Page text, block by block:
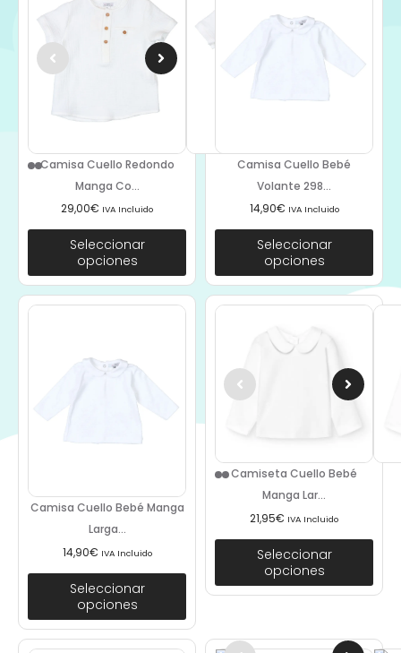
Camisa Cuello Redondo
Manga Co...
29,00€ IVA Incluido
Seleccionar
opciones
Camisa Cuello Bebé
Volante 298...
14,90€ IVA Incluido
Seleccionar
opciones
Camisa Cuello Bebé Manga
Larga...
14,90€ IVA Incluido
Seleccionar
opciones
Camiseta Cuello Bebé
Manga Lar...
21,95€ IVA Incluido
Seleccionar
opciones